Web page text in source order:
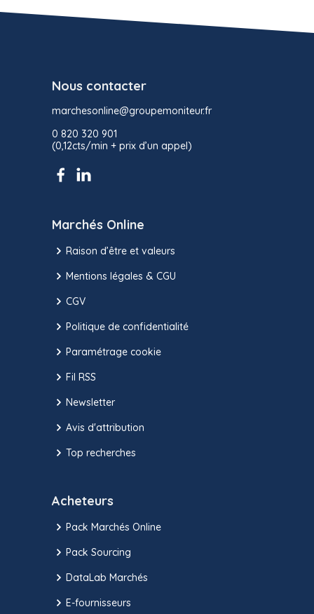
Nous contacter
marchesonline@groupemoniteur.fr
0 820 320 901
(0,12cts/min + prix d’un appel)
Marchés Online
Raison d’être et valeurs
Mentions légales & CGU
CGV
Politique de confidentialité
Paramétrage cookie
Fil RSS
Newsletter
Avis d'attribution
Top recherches
Acheteurs
Pack Marchés Online
Pack Sourcing
DataLab Marchés
E-fournisseurs